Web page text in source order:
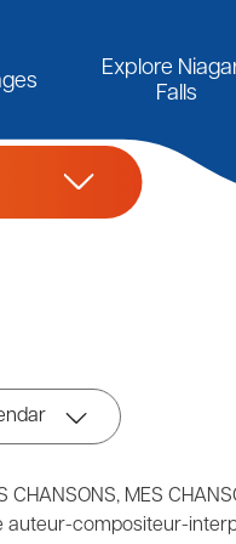
Explore
Falls
CHANSONS, MES
auteur-compositeur-